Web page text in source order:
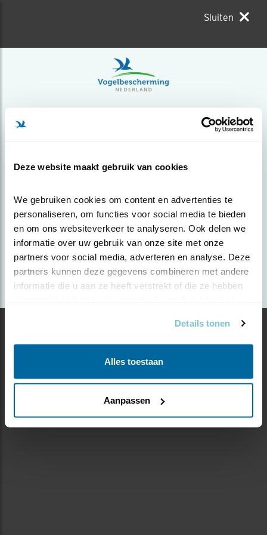
Deze website maakt gebruik van cookies
We gebruiken cookies om content en advertenties te
personaliseren, om functies voor social media te bieden
en om ons websiteverkeer te analyseren. Ook delen we
informatie over uw gebruik van onze site met onze
partners voor social media, adverteren en analyse. Deze
partners kunnen deze gegevens combineren met andere
informatie die u aan ze heeft verstrekt of die ze hebben
Details tonen
Alles toestaan
Aanpassen
Sluiten